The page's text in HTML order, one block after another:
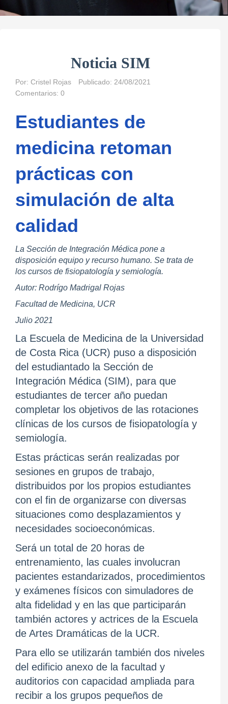
Noticia SIM
Por: Cristel Rojas
Publicado: 24/08/2021
Comentarios: 0
Estudiantes de
medicina retoman
prácticas con
simulación de alta
calidad
La Sección de Integración Médica pone a
disposición equipo y recurso humano. Se trata de
los cursos de fisiopatología y semiología.
Autor: Rodrígo Madrigal Rojas
Facultad de Medicina, UCR
Julio 2021
La Escuela de Medicina de la Universidad
de Costa Rica (UCR) puso a disposición
del estudiantado la Sección de
Integración Médica (SIM), para que
estudiantes de tercer año puedan
completar los objetivos de las rotaciones
clínicas de los cursos de fisiopatología y
semiología.
Estas prácticas serán realizadas por
sesiones en grupos de trabajo,
distribuidos por los propios estudiantes
con el fin de organizarse con diversas
situaciones como desplazamientos y
necesidades socioeconómicas.
Será un total de 20 horas de
entrenamiento, las cuales involucran
pacientes estandarizados, procedimientos
y exámenes físicos con simuladores de
alta fidelidad y en las que participarán
también actores y actrices de la Escuela
de Artes Dramáticas de la UCR.
Para ello se utilizarán también dos niveles
del edificio anexo de la facultad y
auditorios con capacidad ampliada para
recibir a los grupos pequeños de